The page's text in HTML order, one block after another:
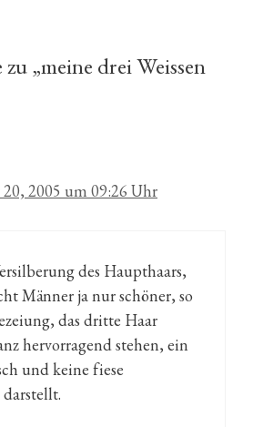
„meine drei Weissen
2005 um 09:26 Uhr
des Haupthaars,
Männer ja nur schöner, so
das dritte Haar
hervorragend stehen, ein
und keine fiese